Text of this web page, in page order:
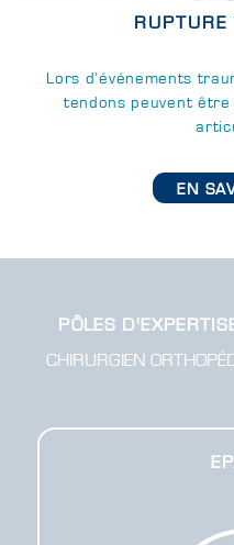
RUPTURE
Lors d’événements
tendons peuvent
EN
PÔLES
CHIRURGIEN